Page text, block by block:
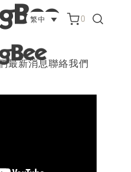
繁中 0
最新消息聯絡我們